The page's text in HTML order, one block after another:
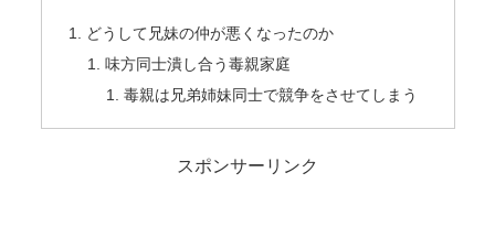
どうして兄妹の仲が悪くなったのか
味方同士潰し合う毒親家庭
毒親は兄弟姉妹同士で競争をさせてしまう
スポンサーリンク